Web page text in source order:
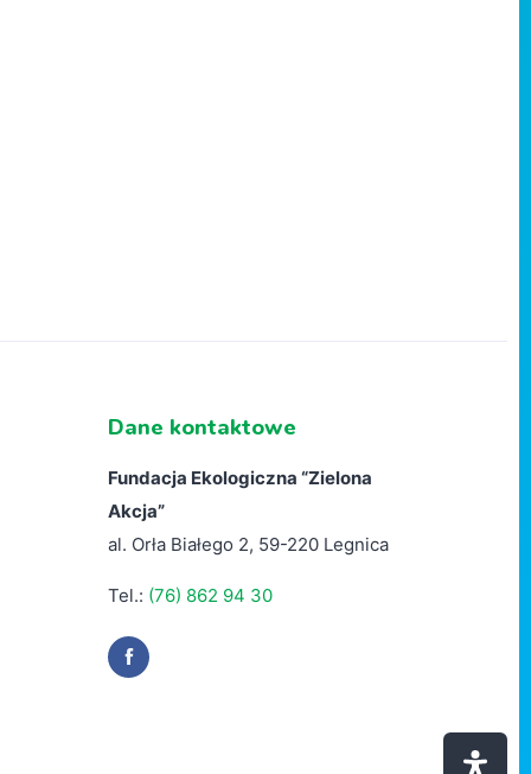
Dane kontaktowe
Fundacja Ekologiczna “Zielona
Akcja”
al. Orła Białego 2, 59-220 Legnica
Tel.: (76) 862 94 30